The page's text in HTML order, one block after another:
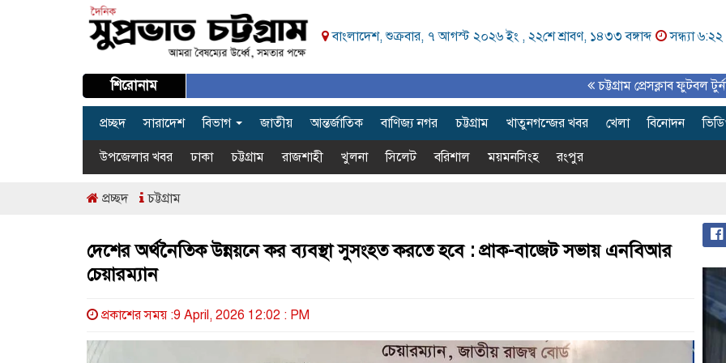
বাংলাদেশ, শুক্রবার, ৭ আগস্ট ২০২৬ ইং , ২২শে শ্রাবণ, ১৪৩৩ বঙ্গাব্দ সন্ধ্যা ৬:২২
শিরোনাম চট্টগ্রাম প্রেসক্লাব ফুটবল টুর্নামেন্ট
প্রচ্ছদ সারাদেশ বিভাগ জাতীয় আন্তর্জাতিক বাণিজ্য নগর চট্টগ্রাম খাতুনগন্জের খবর খেলা বিনোদন
উপজেলার খবর ঢাকা চট্টগ্রাম রাজশাহী খুলনা সিলেট বরিশাল ময়মনসিংহ রংপুর
প্রচ্ছদ চট্টগ্রাম
দেশের অর্থনৈতিক উন্নয়নে কর ব্যবস্থা সুসংহত করতে হবে : প্রাক-বাজেট সভায় এনবিআর
চেয়ারম্যান
প্রকাশের সময় :9 April, 2026 12:02 : PM